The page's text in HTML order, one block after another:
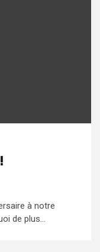
à notre
de plus...